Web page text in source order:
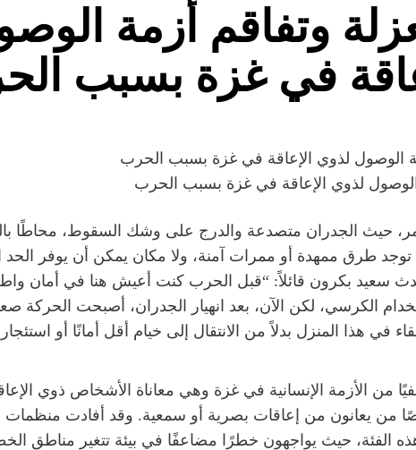
وتفاقم أزمة
في غزة بسبب
الوصول لذوي الإعاقة في غزة بسبب الحرب
حيث الجدران متصدعة والدرج على وشك السقوط، محاطًا
طرق ممهدة أو ممرات آمنة، ولا مكان يمكن أن يوفر الحد
سعيد بكرون قائلاً: “قبل الحرب كنت أعيش هنا في أمان
الكرسي، لكن الآن، بعد انهيار الجدران، أصبحت الحركة
في هذا المنزل بدلاً من الانتقال إلى خيام أقل أمانًا أو
من الأزمة الإنسانية في غزة وهي معاناة الأشخاص ذوي
من يعانون من إعاقات بصرية أو سمعية. وقد أفادت منظمات
حيث يواجهون خطرًا مضاعفًا في بيئة تتغير مناطق